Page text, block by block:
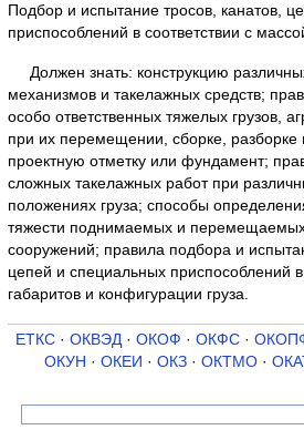
Подбор и испытание тросов, канатов,
приспособлений в соответствии с
Должен знать: конструкцию
механизмов и такелажных средств;
особо ответственных тяжелых грузов,
при их перемещении, сборке, разборке
проектную отметку или фундамент;
сложных такелажных работ при
положениях груза; способы
тяжести поднимаемых и перемещаемых
сооружений; правила подбора и
цепей и специальных приспособлений
габаритов и конфигурации груза.
ЕТКС · ОКВЭД· ОКОФ · ОКФС ·
ОКУН · ОКЕИ · ОКЗ· ОКТМО·